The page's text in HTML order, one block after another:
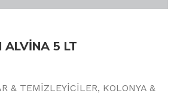
ALVİNA 5 LT
& TEMİZLEYİCİLER, KOLONYA &